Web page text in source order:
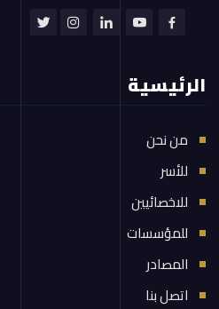
الرئيسية
من نحن
للأسر
للاخصائيين
للمؤسسات
المصادر
اتصل بنا